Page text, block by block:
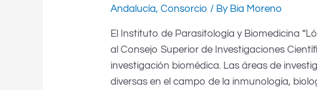
Andalucía,Consorcio / By Bia Moreno
El Instituto de Parasitología y Biomedicina
al Consejo Superior de Investigaciones
investigación biomédica. Las áreas de
diversas en el campo de la inmunología,